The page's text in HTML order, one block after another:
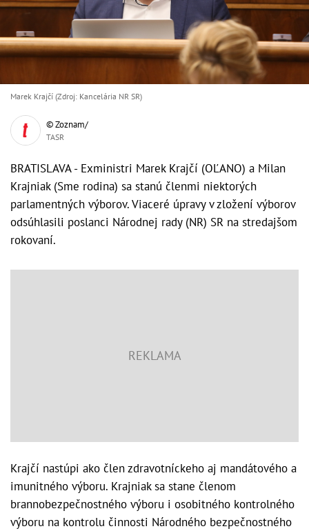
Marek Krajčí (Zdroj: Kancelária NR SR)
© Zoznam/
TASR
BRATISLAVA - Exministri Marek Krajčí (OĽANO) a Milan
Krajniak (Sme rodina) sa stanú členmi niektorých
parlamentných výborov. Viaceré úpravy v zložení výborov
odsúhlasili poslanci Národnej rady (NR) SR na stredajšom
rokovaní.
Krajčí nastúpi ako člen zdravotníckeho aj mandátového a
imunitného výboru. Krajniak sa stane členom
brannobezpečnostného výboru i osobitného kontrolného
výboru na kontrolu činnosti Národného bezpečnostného